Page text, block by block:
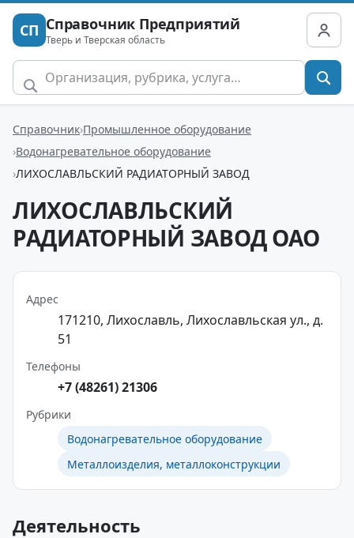
СП Справочник Предприятий
Тверь и Тверская область
Справочник Промышленное оборудование
Водонагревательное оборудование
ЛИХОСЛАВЛЬСКИЙ РАДИАТОРНЫЙ ЗАВОД
ЛИХОСЛАВЛЬСКИЙ
РАДИАТОРНЫЙ ЗАВОД ОАО
Адрес
171210, Лихославль, Лихославльская ул., д.
51
Телефоны
+7 (48261) 21306
Рубрики
Водонагревательное оборудование
Металлоизделия, металлоконструкции
Деятельность